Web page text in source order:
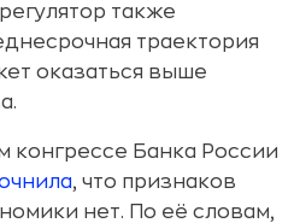
также
траектория
оказаться выше
конгрессе Банка России
, что признаков
нет. По её словам,